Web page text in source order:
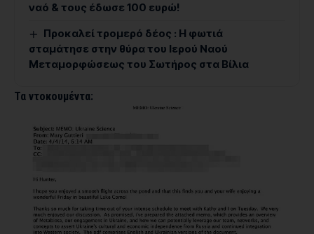
ναό & τους έδωσε 100 ευρώ!
Προκαλεί τρομερό δέος : Η φωτιά
σταμάτησε στην θύρα του Ιερού Ναού
Μεταμορφώσεως του Σωτήρος στα Βίλια
Τα ντοκουμέντα: